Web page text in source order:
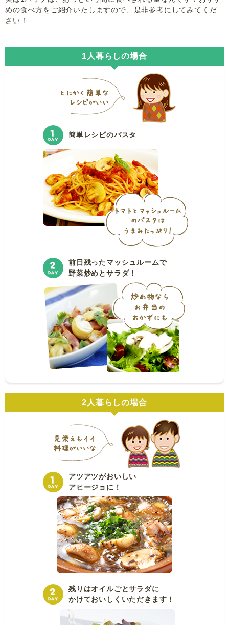
めの食べ方をご紹介いたしますので、是非参考にしてみてくだ
さい！
1人暮らしの場合
簡単レシピのパスタ
前日残ったマッシュルームで
野菜炒めとサラダ！
2人暮らしの場合
アツアツがおいしい
アヒージョに！
残りはオイルごとサラダに
かけておいしくいただきます！